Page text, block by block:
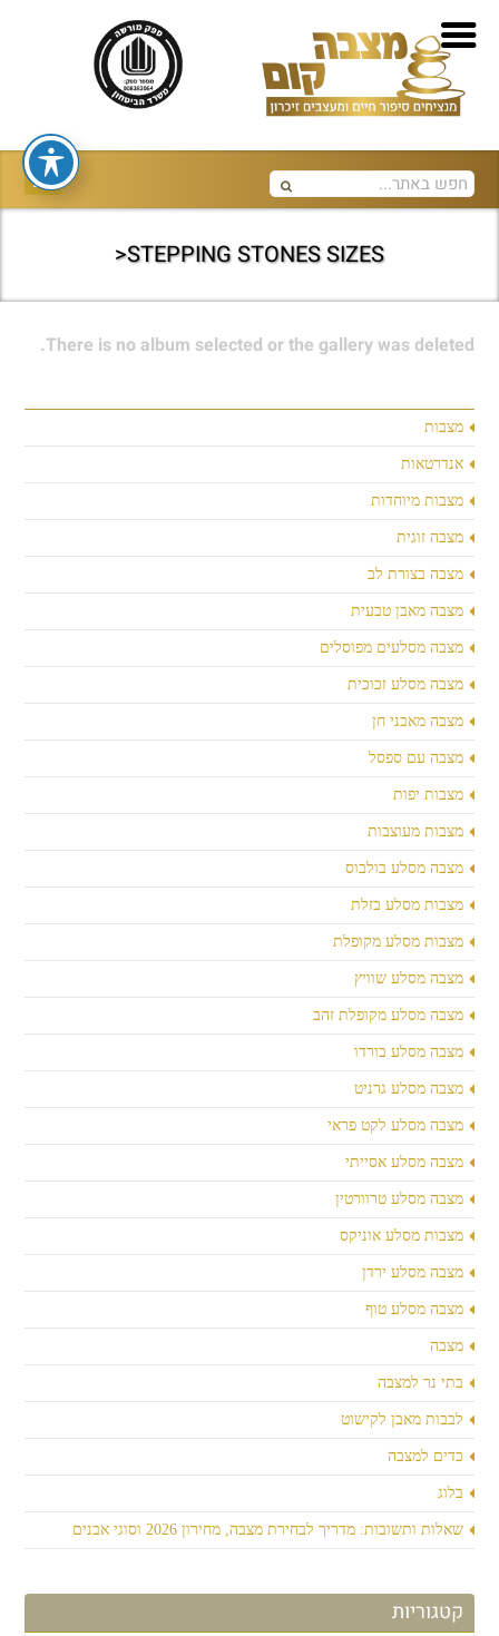
STEPPING STONES SIZES<
מצבות
אנדרטאות
מצבות מיוחדות
מצבה זוגית
מצבה בצורת לב
מצבה מאבן טבעית
מצבה מסלעים מפוסלים
מצבה מסלע זכוכית
מצבה מאבני חן
מצבה עם ספסל
מצבות יפות
מצבות מעוצבות
מצבה מסלע בולבוס
מצבות מסלע בזלת
מצבות מסלע מקופלת
מצבה מסלע שוויץ
מצבה מסלע מקופלת זהב
מצבה מסלע בורדו
מצבה מסלע גרניט
מצבה מסלע לקט פראי
מצבה מסלע אסייתי
מצבה מסלע טרוורטין
מצבות מסלע אוניקס
מצבה מסלע ירדן
מצבה מסלע טוף
מצבה
בתי נר למצבה
לבבות מאבן לקישוט
כדים למצבה
בלוג
שאלות ותשובות: מדריך לבחירת מצבה, מחירון 2026 וסוגי אבנים
קטגוריות
There is no album selected or the gallery was deleted.